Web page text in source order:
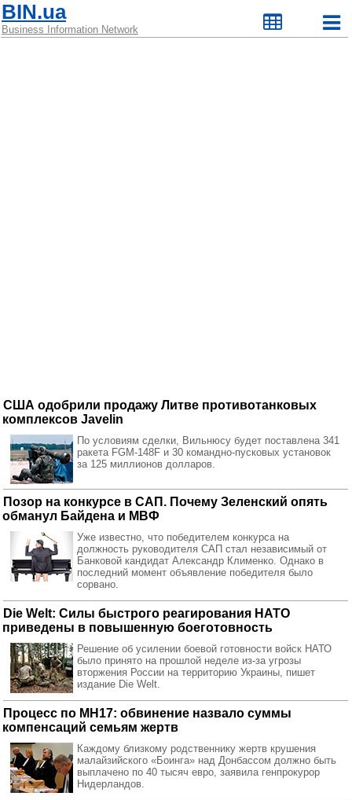
BIN.ua
Business Information Network
США одобрили продажу Литве противотанковых
комплексов Javelin
По условиям сделки, Вильнюсу будет поставлена 341
ракета FGM-148F и 30 командно-пусковых установок
за 125 миллионов долларов.
Позор на конкурсе в САП. Почему Зеленский опять
обманул Байдена и МВФ
Уже известно, что победителем конкурса на
должность руководителя САП стал независимый от
Банковой кандидат Александр Клименко. Однако в
последний момент объявление победителя было
сорвано.
Die Welt: Силы быстрого реагирования НАТО
приведены в повышенную боеготовность
Решение об усилении боевой готовности войск НАТО
было принято на прошлой неделе из-за угрозы
вторжения России на территорию Украины, пишет
издание Die Welt.
Процесс по МН17: обвинение назвало суммы
компенсаций семьям жертв
Каждому близкому родственнику жертв крушения
малайзийского «Боинга» над Донбассом должно быть
выплачено по 40 тысяч евро, заявила генпрокурор
Нидерландов.